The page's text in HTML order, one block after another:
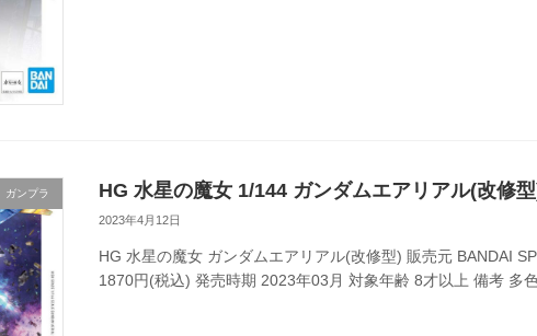
ガンプラ HG 水星の魔女 1/144 ガンダムエアリアル(改修
2023年4月12日
HG 水星の魔女 ガンダムエアリアル(改修型) 販売元 BANDAI
1870円(税込) 発売時期 2023年03月 対象年齢 8才以上 備考 多